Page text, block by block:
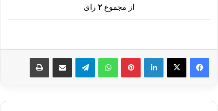
از مجموع ۲ رای
لینکدین پینترستواتس آپ تلگرام اشتراک گذاری از طریق ایمیل چاپ